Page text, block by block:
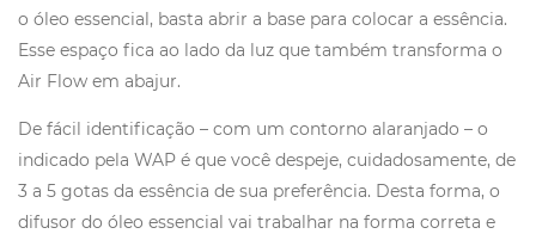
o óleo essencial, basta abrir a base para colocar a essência.
Esse espaço fica ao lado da luz que também transforma o
Air Flow em abajur.
De fácil identificação – com um contorno alaranjado – o
indicado pela WAP é que você despeje, cuidadosamente, de
3 a 5 gotas da essência de sua preferência. Desta forma, o
difusor do óleo essencial vai trabalhar na forma correta e